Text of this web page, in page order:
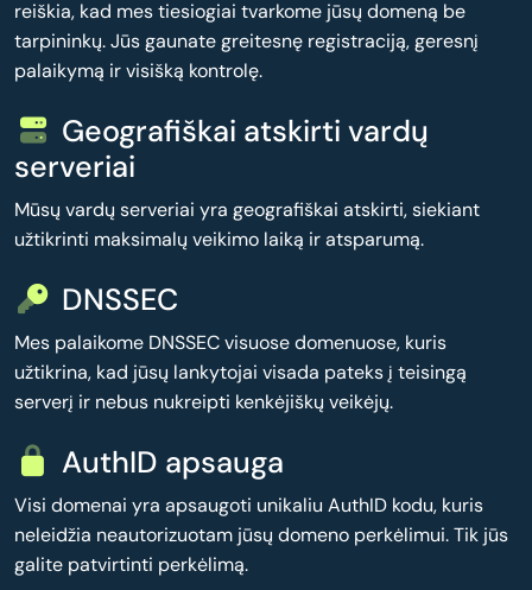
reiškia, kad mes tiesiogiai tvarkome jūsų domeną be
tarpininkų. Jūs gaunate greitesnę registraciją, geresnį
palaikymą ir visišką kontrolę.
Geografiškai atskirti vardų
serveriai
Mūsų vardų serveriai yra geografiškai atskirti, siekiant
užtikrinti maksimalų veikimo laiką ir atsparumą.
DNSSEC
Mes palaikome DNSSEC visuose domenuose, kuris
užtikrina, kad jūsų lankytojai visada pateks į teisingą
serverį ir nebus nukreipti kenkėjiškų veikėjų.
AuthID apsauga
Visi domenai yra apsaugoti unikaliu AuthID kodu, kuris
neleidžia neautorizuotam jūsų domeno perkėlimui. Tik jūs
galite patvirtinti perkėlimą.